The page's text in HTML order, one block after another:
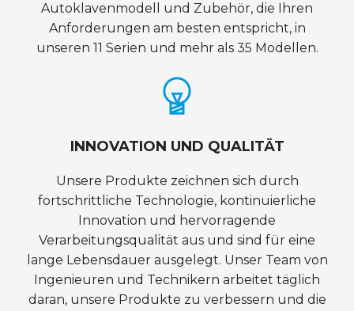
Autoklavenmodell und Zubehör, die Ihren
Anforderungen am besten entspricht, in
unseren 11 Serien und mehr als 35 Modellen.
INNOVATION UND QUALITÄT
Unsere Produkte zeichnen sich durch
fortschrittliche Technologie, kontinuierliche
Innovation und hervorragende
Verarbeitungsqualität aus und sind für eine
lange Lebensdauer ausgelegt. Unser Team von
Ingenieuren und Technikern arbeitet täglich
daran, unsere Produkte zu verbessern und die